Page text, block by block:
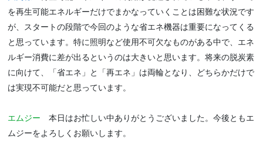
を再生可能エネルギーだけでまかなっていくことは困難な状況です
が、スタートの段階で今回のような省エネ機器は重要になってくる
と思っています。特に照明など使用不可欠なものがある中で、エネ
ルギー消費に差が出るというのは大きいと思います。将来の脱炭素
に向けて、「省エネ」と「再エネ」は両輪となり、どちらかだけで
は実現不可能だと思っています。
エムジー 本日はお忙しい中ありがとうございました。今後ともエ
ムジーをよろしくお願いします。